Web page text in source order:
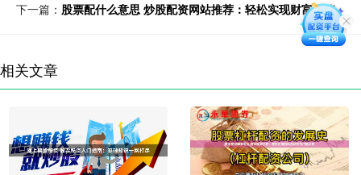
下一篇： 股票配什么意思 炒股配资网站推荐：轻松实现财富增值
相关文章